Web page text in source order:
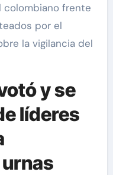
colombiano frente
por el
la vigilancia del
y se
líderes